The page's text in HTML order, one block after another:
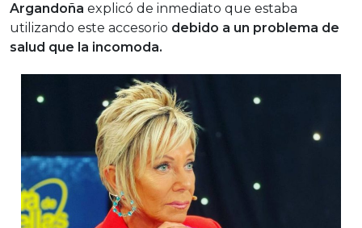
Argandoña explicó de inmediato que estaba
utilizando este accesorio debido a un problema de
salud que la incomoda.